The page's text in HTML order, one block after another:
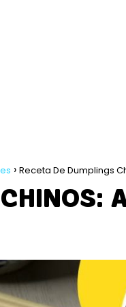
Receta De Dumplings